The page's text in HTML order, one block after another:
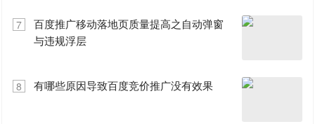
7
百度推广移动落地页质量提高之自动弹窗
与违规浮层
8 有哪些原因导致百度竞价推广没有效果